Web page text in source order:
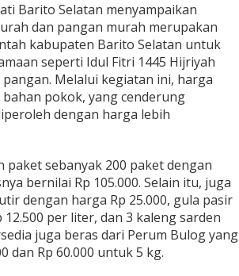
Barito Selatan menyampaikan
dan pangan murah merupakan
kabupaten Barito Selatan untuk
seperti Idul Fitri 1445 Hijriyah
Melalui kegiatan ini, harga
pokok, yang cenderung
dengan harga lebih
paket sebanyak 200 paket dengan
bernilai Rp 105.000. Selain itu, juga
dengan harga Rp 25.000, gula pasir
12.500 per liter, dan 3 kaleng sarden
juga beras dari Perum Bulog yang
dan Rp 60.000 untuk 5 kg.